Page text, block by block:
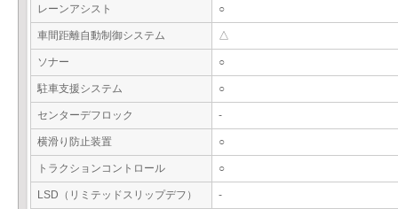
レーンアシスト ○
車間距離自動制御システム △
ソナー ○
駐車支援システム ○
センターデフロック -
横滑り防止装置 ○
トラクションコントロール ○
LSD（リミテッドスリップデフ） -